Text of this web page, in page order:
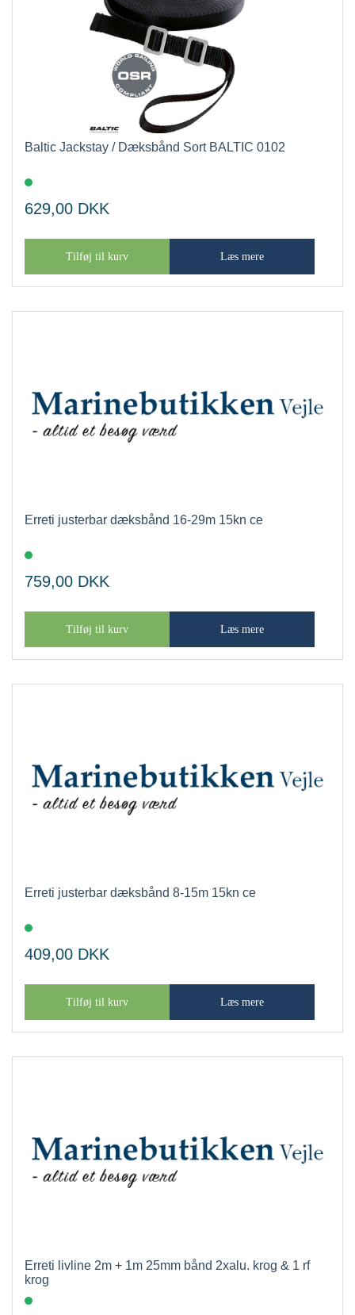
Baltic Jackstay / Dæksbånd Sort BALTIC 0102
629,00 DKK
Tilføj til kurv Læs mere
Erreti justerbar dæksbånd 16-29m 15kn ce
759,00 DKK
Tilføj til kurv Læs mere
Erreti justerbar dæksbånd 8-15m 15kn ce
409,00 DKK
Tilføj til kurv Læs mere
Erreti livline 2m + 1m 25mm bånd 2xalu. krog & 1 rf
krog